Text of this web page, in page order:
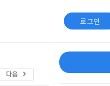
로그인
다음
Sidebar